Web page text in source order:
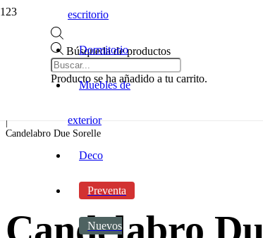
Búsqueda de productos
Producto se ha añadido a tu carrito.
escritorio
Dormitorio
Muebles de
exterior
Deco
Preventa
Nuevos
|
Candelabro Due Sorelle